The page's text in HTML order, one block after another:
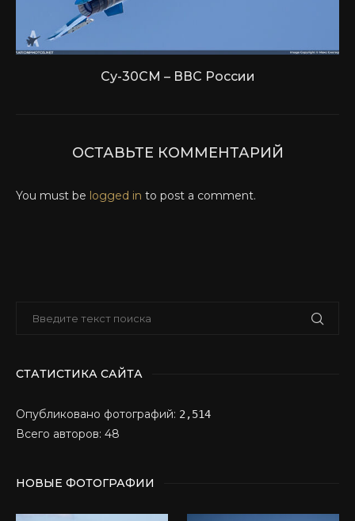
Су-30СМ – ВВС России
ОСТАВЬТЕ КОММЕНТАРИЙ
You must be logged in to post a comment.
СТАТИСТИКА САЙТА
Опубликовано фотографий: 2,514
Всего авторов: 48
НОВЫЕ ФОТОГРАФИИ